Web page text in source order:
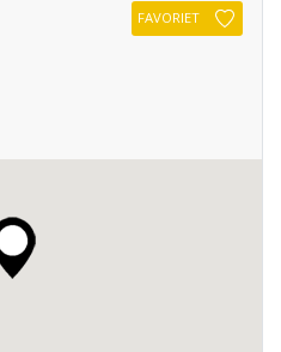
FAVORIET